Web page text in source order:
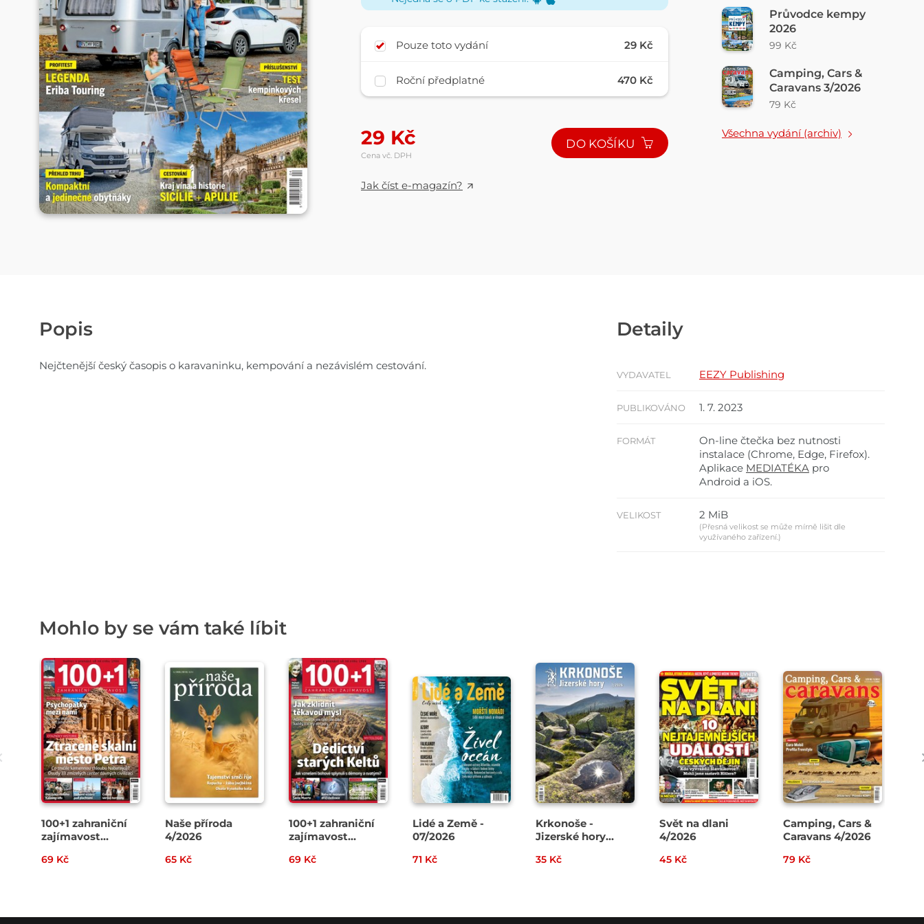
Pouze toto vydání 29 Kč
Roční předplatné 470 Kč
29 Kč
Cena vč. DPH
DO KOŠÍKU
Jak číst e-magazín?
Průvodce kempy
2026
99 Kč
Camping, Cars &
Caravans 3/2026
79 Kč
Všechna vydání (archiv)
Popis
Nejčtenější český časopis o karavaninku, kempování a nezávislém cestování.
Detaily
VYDAVATEL EEZY Publishing
PUBLIKOVÁNO 1. 7. 2023
FORMÁT
On-line čtečka bez nutnosti
instalace (Chrome, Edge, Firefox).
Aplikace MEDIATÉKA pro
Android a iOS.
VELIKOST 2 MiB
(Přesná velikost se může mírně lišit dle
využívaného zařízení.)
Mohlo by se vám také líbit
100+1 zahraniční
zajímavost
69 Kč
Naše příroda
4/2026
65 Kč
100+1 zahraniční
zajímavost
69 Kč
Lidé a Země -
07/2026
71 Kč
Krkonoše -
Jizerské hory
35 Kč
Svět na dlani
4/2026
45 Kč
Camping, Cars &
Caravans 4/2026
79 Kč